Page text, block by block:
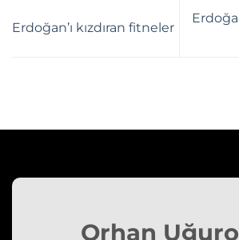
Erdoğan’ı kızdıran fitneler
Orhan